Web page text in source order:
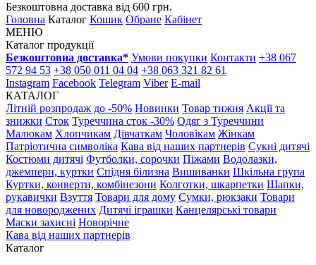
Безкоштовна доставка від 600 грн.
Головна Каталог Кошик Обране Кабінет
МЕНЮ
Каталог продукції
Безкоштовна доставка* Умови покупки Контакти +38 067
572 94 53 +38 050 011 04 04 +38 063 321 82 61
Instagram Facebook Telegram Viber E-mail
КАТАЛОГ
Літній розпродаж до -50% Новинки Товар тижня Акції та
знижки Сток Туреччина сток -30% Одяг з Туреччини
Малюкам Хлопчикам Дівчаткам Чоловікам Жінкам
Патріотична символіка Кава від наших партнерів Сукні дитячі
Костюми дитячі Футболки, сорочки Піжами Водолазки,
джемпери, куртки Спідня білизна Вишиванки Шкільна група
Куртки, конверти, комбінезони Колготки, шкарпетки Шапки,
рукавички Взуття Товари для дому Сумки, рюкзаки Товари
для новороджених Дитячі іграшки Канцелярські товари
Маски захисні Новорічне
Кава від наших партнерів
Каталог